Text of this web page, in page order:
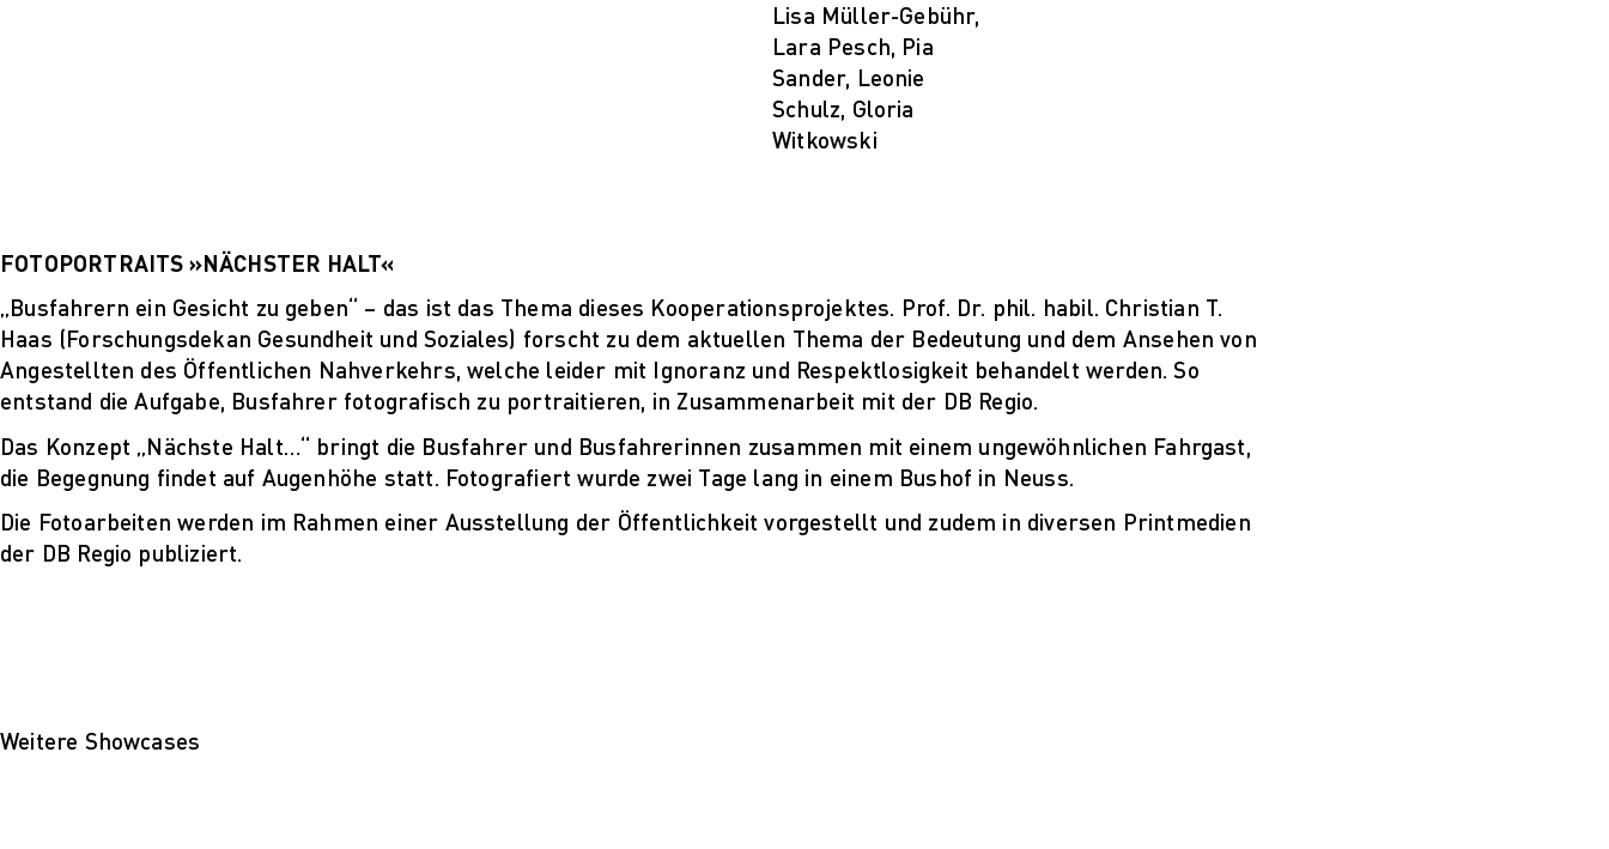
Digital and Technical Futures
Digital and Technical Futures
2019 Künstliche Intelligenz
Mehr nachhaltige algorithmische
Utopie oder Realität
Ethische Herausforderungen der
Digitalisierung
Lehrpersonal
Blog
Projekte: Archiv
Presse
Lisa Müller-Gebühr,
Lara Pesch, Pia
Sander, Leonie
Schulz, Gloria
Witkowski
FOTOPORTRAITS »NÄCHSTER HALT«
„Busfahrern ein Gesicht zu geben“ – das ist das Thema dieses Kooperationsprojektes. Prof. Dr. phil. habil. Christian T.
Haas (Forschungsdekan Gesundheit und Soziales) forscht zu dem aktuellen Thema der Bedeutung und dem Ansehen von
Angestellten des Öffentlichen Nahverkehrs, welche leider mit Ignoranz und Respektlosigkeit behandelt werden. So
entstand die Aufgabe, Busfahrer fotografisch zu portraitieren, in Zusammenarbeit mit der DB Regio.
Das Konzept „Nächste Halt…“ bringt die Busfahrer und Busfahrerinnen zusammen mit einem ungewöhnlichen Fahrgast,
die Begegnung findet auf Augenhöhe statt. Fotografiert wurde zwei Tage lang in einem Bushof in Neuss.
Die Fotoarbeiten werden im Rahmen einer Ausstellung der Öffentlichkeit vorgestellt und zudem in diversen Printmedien
der DB Regio publiziert.
Weitere Showcases